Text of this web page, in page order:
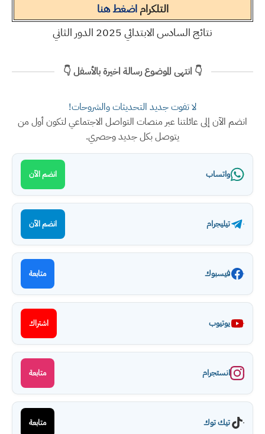
التلكراماضغط هنا
نتائج السادس الابتدائي 2025 الدور الثاني
👇 انتهى الموضوع رسالة اخيرة بالأسفل 👇
لا تفوت جديد التحديثات والشروحات!
انضم الآن إلى عائلتنا عبر منصات التواصل الاجتماعي لتكون أول من
يتوصل بكل جديد وحصري.
واتساب انضم الآن
تيليجرام انضم الآن
فيسبوك متابعة
يوتيوب اشتراك
انستجرام متابعة
تيك توك متابعة